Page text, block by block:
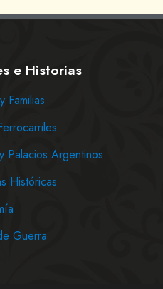
e Historias
Familias
Palacios Argentinos
Históricas
Guerra